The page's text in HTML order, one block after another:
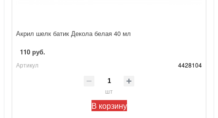
Акрил шелк батик Декола белая 40 мл
110 руб.
Артикул 4428104
шт
В корзину